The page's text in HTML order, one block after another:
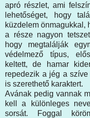
apró részlet, ami
lehetőséget, hogy
küzdelem önmagukkal,
a része nagyon
hogy megtalálják
védelmező típus,
keltett, de hamar
repedezik a jég a
is szerethető karaktert.
Avának pedig vannak
kell a különleges
sorsát. Foggal